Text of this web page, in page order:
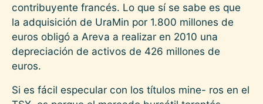
contribuyente francés. Lo que sí se sabe es que
la adquisición de UraMin por 1.800 millones de
euros obligó a Areva a realizar en 2010 una
depreciación de activos de 426 millones de
euros.
Si es fácil especular con los títulos mine- ros en el